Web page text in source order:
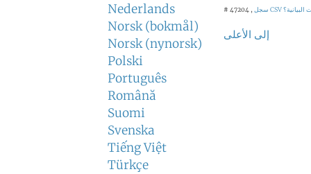
Nederlands
Norsk (bokmål)
Norsk (nynorsk)
Polski
Português
Română
Suomi
Svenska
Tiếng Việt
Türkçe
# 47204 , سجل CSV
إلى الأعلى